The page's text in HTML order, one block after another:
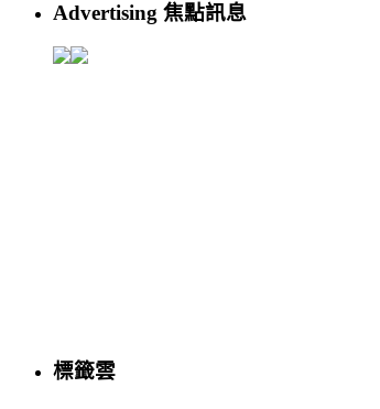
Advertising 焦點訊息
標籤雲